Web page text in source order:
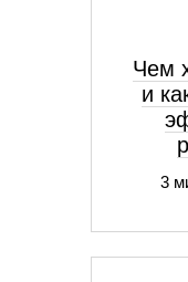
Чем
и
3